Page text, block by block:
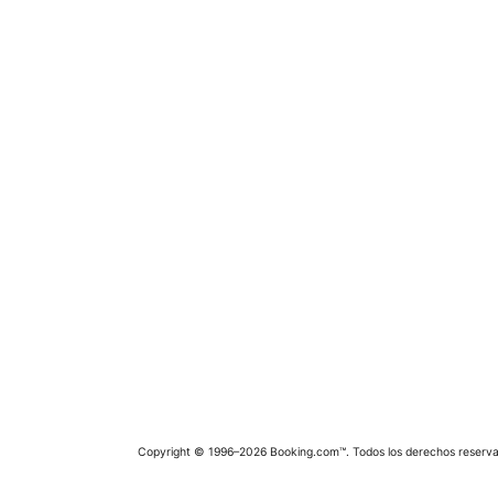
Copyright © 1996–2026 Booking.com™. Todos los derechos